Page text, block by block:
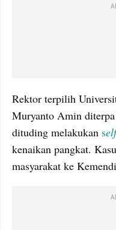
Rektor terpilih
Muryanto Amin
dituding melakukan s
kenaikan pangkat.
masyarakat ke